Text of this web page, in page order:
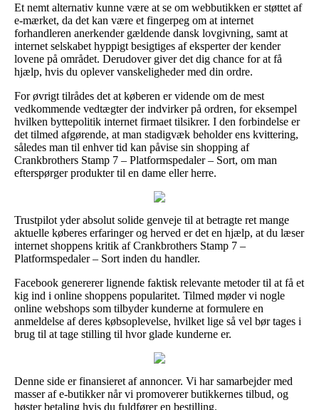
Et nemt alternativ kunne være at se om webbutikken er støttet af
e-mærket, da det kan være et fingerpeg om at internet
forhandleren anerkender gældende dansk lovgivning, samt at
internet selskabet hyppigt besigtiges af eksperter der kender
lovene på området. Derudover giver det dig chance for at få
hjælp, hvis du oplever vanskeligheder med din ordre.
For øvrigt tilrådes det at køberen er vidende om de mest
vedkommende vedtægter der indvirker på ordren, for eksempel
hvilken byttepolitik internet firmaet tilsikrer. I den forbindelse er
det tilmed afgørende, at man stadigvæk beholder ens kvittering,
således man til enhver tid kan påvise sin shopping af
Crankbrothers Stamp 7 – Platformspedaler – Sort, om man
efterspørger produkter til en dame eller herre.
Trustpilot yder absolut solide genveje til at betragte ret mange
aktuelle køberes erfaringer og herved er det en hjælp, at du læser
internet shoppens kritik af Crankbrothers Stamp 7 –
Platformspedaler – Sort inden du handler.
Facebook genererer lignende faktisk relevante metoder til at få et
kig ind i online shoppens popularitet. Tilmed møder vi nogle
online webshops som tilbyder kunderne at formulere en
anmeldelse af deres købsoplevelse, hvilket lige så vel bør tages i
brug til at tage stilling til hvor glade kunderne er.
Denne side er finansieret af annoncer. Vi har samarbejder med
masser af e-butikker når vi promoverer butikkernes tilbud, og
høster betaling hvis du fuldfører en bestilling.